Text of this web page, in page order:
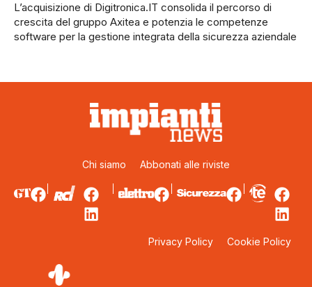
L’acquisizione di Digitronica.IT consolida il percorso di
crescita del gruppo Axitea e potenzia le competenze
software per la gestione integrata della sicurezza aziendale
Chi siamo Abbonati alle riviste
Privacy Policy Cookie Policy